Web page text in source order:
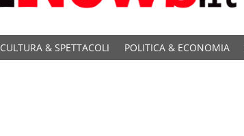
CULTURA & SPETTACOLI POLITICA & ECONOMIA